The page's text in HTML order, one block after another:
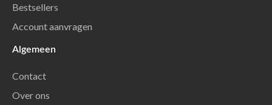
Bestsellers
Account aanvragen
Algemeen
Contact
Over ons